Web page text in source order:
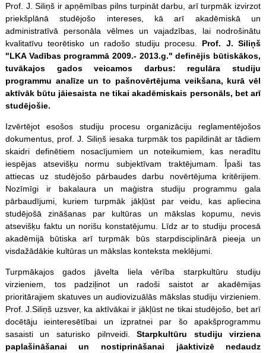
Prof. J. Siliņš ir apņēmības pilns turpināt darbu, arī turpmāk izvirzot
priekšplānā studējošo intereses, kā arī akadēmiskā un
administratīvā personāla vēlmes un vajadzības, lai nodrošinātu
kvalitatīvu teorētisko un radošo studiju procesu. Prof. J. Siliņš
"LKA Vadības programmā 2009.- 2013.g." definējis būtiskākos,
tuvākajos gados veicamos darbus: regulāra studiju
programmu analīze un to pašnovērtējuma veikšana, kurā vēl
aktīvāk būtu jāiesaista ne tikai akadēmiskais personāls, bet arī
studējošie.
Izvērtējot esošos studiju procesu organizāciju reglamentējošos
dokumentus, prof. J. Siliņš iesaka turpmāk tos papildināt ar tādiem
skaidri definētiem nosacījumiem un noteikumiem, kas neradītu
iespējas atsevišķu normu subjektīvam traktējumam. Īpaši tas
attiecas uz studējošo pārbaudes darbu novērtējuma kritērijiem.
Nozīmīgi ir bakalaura un maģistra studiju programmu gala
pārbaudījumi, kuriem turpmāk jākļūst par veidu, kas apliecina
studējošā zināšanas par kultūras un mākslas kopumu, nevis
atsevišķu faktu un norišu konstatējumu. Līdz ar to studiju procesā
akadēmijā būtiska arī turpmāk būs starpdisciplinārā pieeja un
visdažādākie kultūras un mākslas konteksta meklējumi.
Turpmākajos gados jāvelta liela vērība starpkultūru studiju
virzieniem, tos padziļinot un radoši saistot ar akadēmijas
prioritārajiem skatuves un audiovizuālās mākslas studiju virzieniem.
Prof. J.Siliņš uzsver, ka aktīvākai ir jākļūst ne tikai studējošo, bet arī
docētāju ieinteresētībai un izpratnei par šo apakšprogrammu
sasaisti un saturisko pilnveidi.Starpkultūru studiju virziena
paplašināšanai un nostiprināšanai jāaktivizē nedaudz